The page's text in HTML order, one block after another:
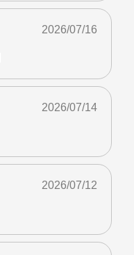
2026/07/16
2026/07/14
2026/07/12